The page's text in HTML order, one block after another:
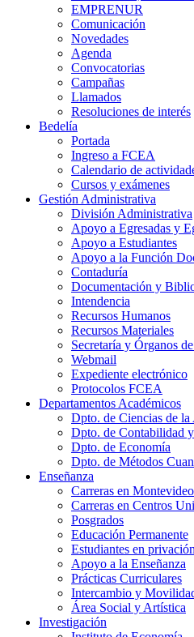
EMPRENUR
Comunicación
Novedades
Agenda
Convocatorias
Campañas
Llamados
Resoluciones de interés
Bedelía
Portada
Ingreso a FCEA
Calendario de
Cursos y exámenes
Gestión Administrativa
División Administrativa
Apoyo a Egresadas y
Apoyo a Estudiantes
Apoyo a la Función
Contaduría
Documentación y
Intendencia
Recursos Humanos
Recursos Materiales
Secretaría y Órganos
Webmail
Expediente electrónico
Protocolos FCEA
Departamentos Académicos
Dpto. de Ciencias de
Dpto. de Contabilidad
Dpto. de Economía
Dpto. de Métodos
Enseñanza
Carreras en Montevideo
Carreras en Centros
Posgrados
Educación Permanente
Estudiantes en
Apoyo a la Enseñanza
Prácticas Curriculares
Intercambio y
Área Social y Artística
Investigación